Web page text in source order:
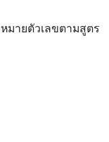
มายตัวเลขตามสูตร